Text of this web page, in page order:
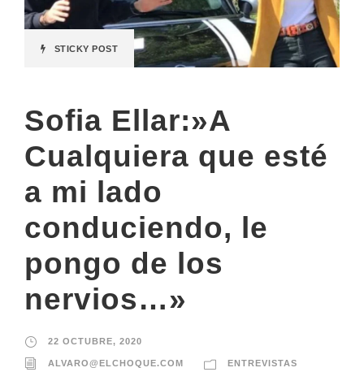
STICKY POST
Sofia Ellar:»A
Cualquiera que esté
a mi lado
conduciendo, le
pongo de los
nervios…»
22 OCTUBRE, 2020
ALVARO@ELCHOQUE.COM ENTREVISTAS